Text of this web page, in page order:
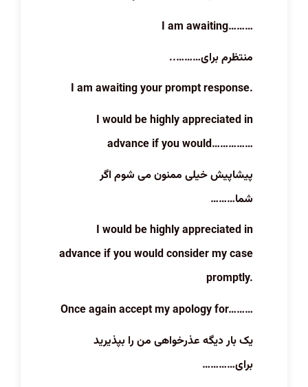
I am awaiting………
منتظرم برای………..
I am awaiting your prompt response.
I would be highly appreciated in
advance if you would……………
پیشاپیش خیلی ممنون می شوم اگر
شما………
I would be highly appreciated in
advance if you would consider my case
promptly.
Once again accept my apology for………
یک بار دیگه عذرخواهی من را بپذیرید
برای…………